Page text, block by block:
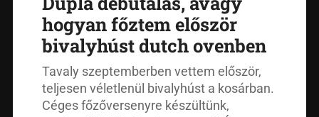
hogyan főztem először
bivalyhúst dutch ovenben
Tavaly szeptemberben vettem először,
teljesen véletlenül bivalyhúst a kosárban.
Céges főzőversenyre készültünk,